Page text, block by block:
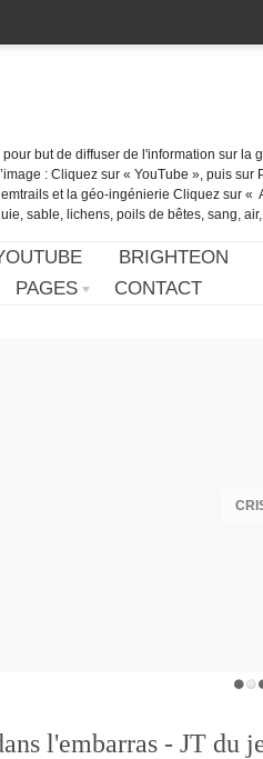
but de diffuser de l'information sur
: Cliquez sur « YouTube », puis
et la géo-ingénierie Cliquez sur
sable, lichens, poils de bêtes, sang,
BRIGHTEON
PAGES CONTACT
l'embarras - JT du